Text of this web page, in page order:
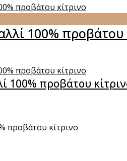
100% προβάτου
100% προβάτου
προβάτου κίτρινο